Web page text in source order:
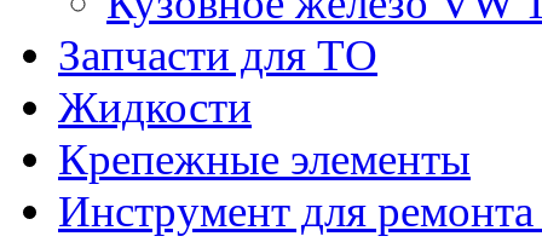
Запчасти для ТО
Жидкости
Крепежные элементы
Инструмент для